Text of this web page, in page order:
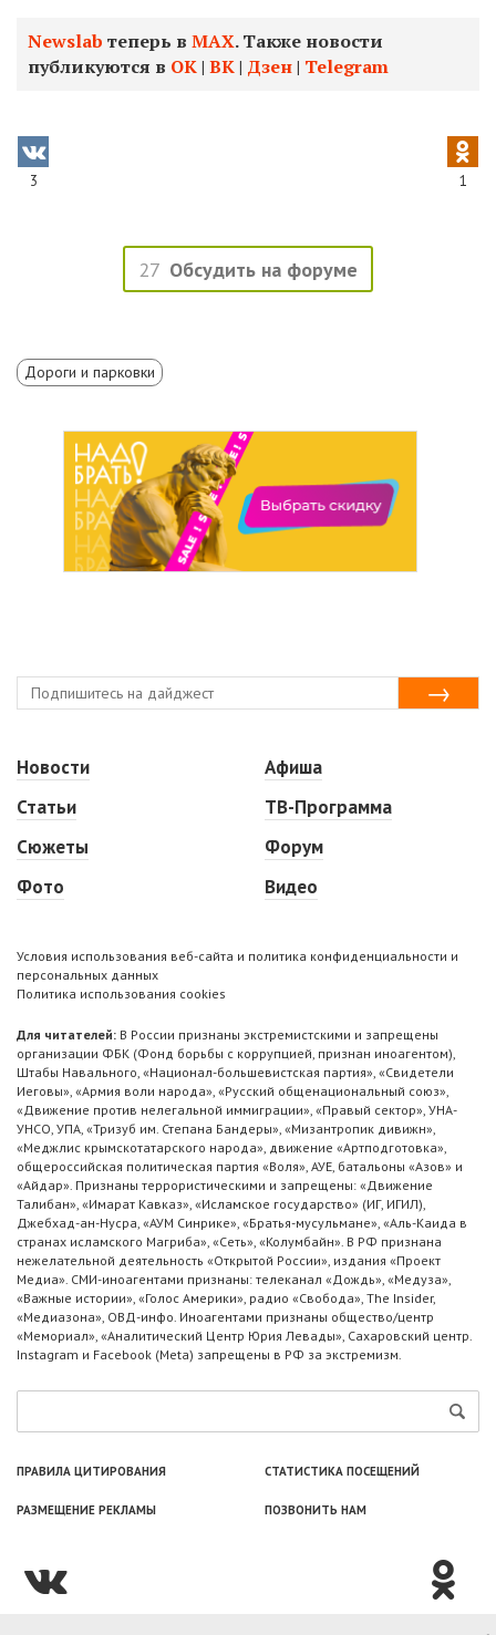
Newslab теперь в МАХ. Также новости
публикуются в ОК| ВК| Дзен| Telegram
3 1
27 Обсудить на форуме
Дороги и парковки
Новости
Статьи
Сюжеты
Фото
Афиша
ТВ-Программа
Форум
Видео
Условия использования веб-сайта и политика конфиденциальности и
персональных данных
Политика использования cookies
Для читателей: В России признаны экстремистскими и запрещены
организации ФБК (Фонд борьбы с коррупцией, признан иноагентом),
Штабы Навального, «Национал-большевистская партия», «Свидетели
Иеговы», «Армия воли народа», «Русский общенациональный союз»,
«Движение против нелегальной иммиграции», «Правый сектор», УНА-
УНСО, УПА, «Тризуб им. Степана Бандеры», «Мизантропик дивижн»,
«Меджлис крымскотатарского народа», движение «Артподготовка»,
общероссийская политическая партия «Воля», АУЕ, батальоны «Азов» и
«Айдар». Признаны террористическими и запрещены: «Движение
Талибан», «Имарат Кавказ», «Исламское государство» (ИГ, ИГИЛ),
Джебхад-ан-Нусра, «АУМ Синрике», «Братья-мусульмане», «Аль-Каида в
странах исламского Магриба», «Сеть», «Колумбайн». В РФ признана
нежелательной деятельность «Открытой России», издания «Проект
Медиа». СМИ-иноагентами признаны: телеканал «Дождь», «Медуза»,
«Важные истории», «Голос Америки», радио «Свобода», The Insider,
«Медиазона», ОВД-инфо. Иноагентами признаны общество/центр
«Мемориал», «Аналитический Центр Юрия Левады», Сахаровский центр.
Instagram и Facebook (Metа) запрещены в РФ за экстремизм.
ПРАВИЛА ЦИТИРОВАНИЯ СТАТИСТИКА ПОСЕЩЕНИЙ
РАЗМЕЩЕНИЕ РЕКЛАМЫ ПОЗВОНИТЬ НАМ